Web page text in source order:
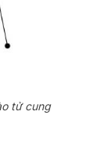
tử cung